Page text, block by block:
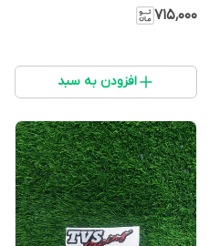
۷۱۵٬۰۰۰
افزودن به سبد